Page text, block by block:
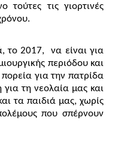
τούτες τις γιορτινές
το 2017, να είναι για
για την πατρίδα
τη νεολαία μας και
τα παιδιά μας, χωρίς
που σπέρνουν